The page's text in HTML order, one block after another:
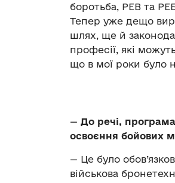
боротьба, РЕВ та
Тепер уже дещо
шлях, ще й
професії, які
що в мої роки було
— До речі, програма
освоєння бойових
— Це було
військова